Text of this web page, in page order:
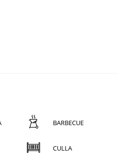
BARBECUE
CULLA